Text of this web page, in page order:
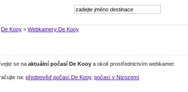
De Kooy > Webkamery De Kooy
se na aktuální počasí De Kooy a okolí prostřednictvím webkamer.
na: předpověď počasí De Kooy, počasí v Nizozemí